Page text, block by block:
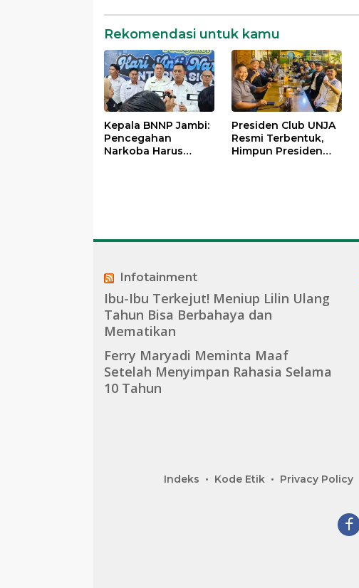
Rekomendasi untuk kamu
Kepala BNNP Jambi:
Pencegahan
Narkoba Harus
Presiden Club UNJA
Resmi Terbentuk,
Himpun Presiden
Infotainment
Ibu-Ibu Terkejut! Meniup Lilin Ulang
Tahun Bisa Berbahaya dan
Mematikan
Ferry Maryadi Meminta Maaf
Setelah Menyimpan Rahasia Selama
10 Tahun
Indeks Kode Etik Privacy Policy